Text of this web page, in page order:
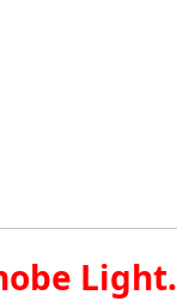
Light.